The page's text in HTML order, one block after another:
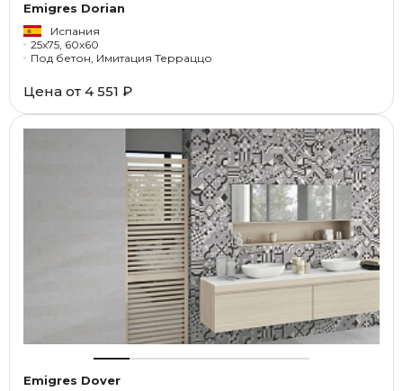
Emigres Dorian
Испания
25x75, 60x60
Под бетон, Имитация Терраццо
Цена от 4 551 ₽
Emigres Dover